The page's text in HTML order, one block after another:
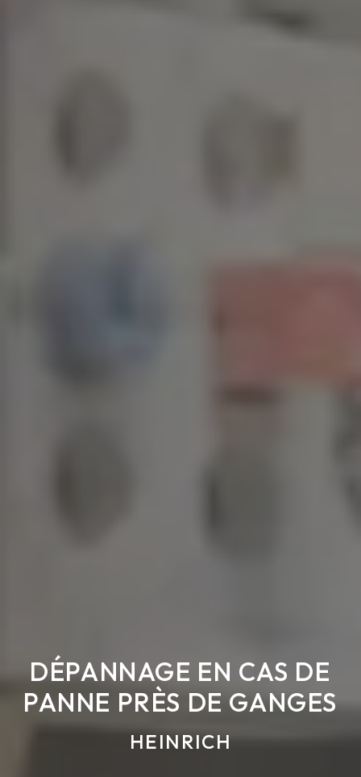
DÉPANNAGE EN CAS DE
PANNE PRÈS DE GANGES
HEINRICH